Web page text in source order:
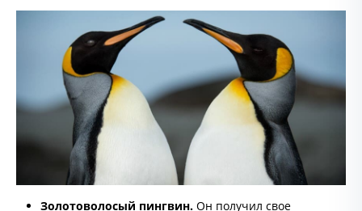
Золотоволосый пингвин. Он получил свое